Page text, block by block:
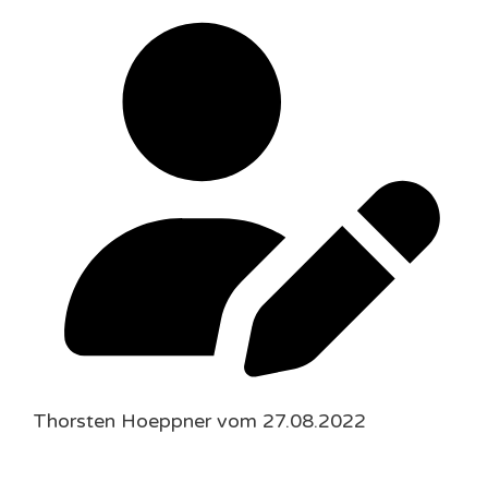
Thorsten Hoeppner vom 27.08.2022